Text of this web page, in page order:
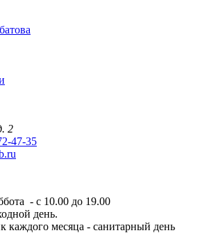
2
47-35
- с 10.00 до 19.00
день.
каждого месяца - санитарный день